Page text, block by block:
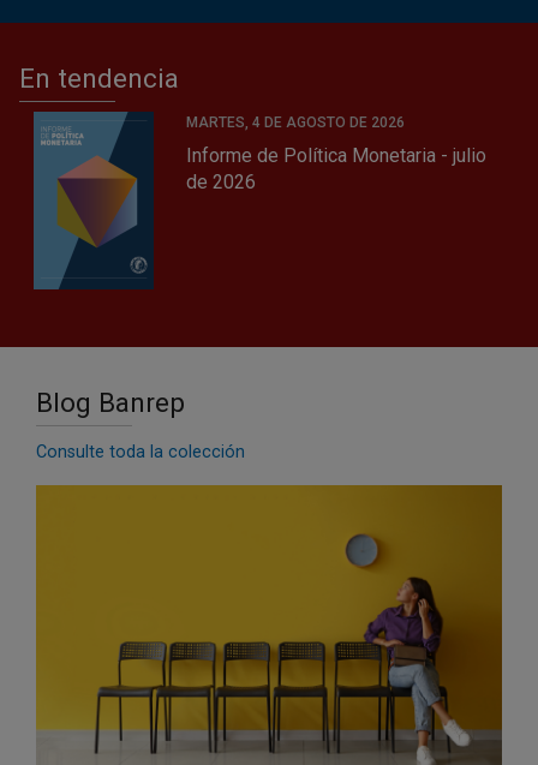
En tendencia
MARTES, 4 DE AGOSTO DE 2026
Informe de Política Monetaria - julio
de 2026
Blog Banrep
Consulte toda la colección